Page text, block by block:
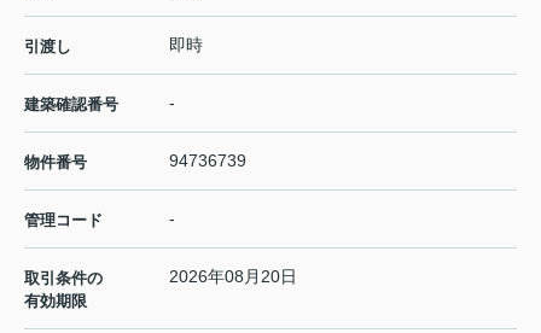
引渡し 即時
建築確認番号 -
物件番号 94736739
管理コード -
取引条件の
有効期限
2026年08月20日